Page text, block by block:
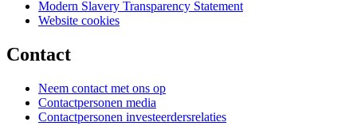
Modern Slavery Transparency Statement
Website cookies
Contact
Neem contact met ons op
Contactpersonen media
Contactpersonen investeerdersrelaties